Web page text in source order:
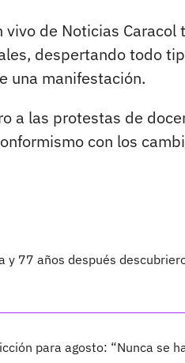
de Noticias
despertando todo
una manifestación.
a las protestas de
con los
y 77 años después
para agosto: “Nunca se